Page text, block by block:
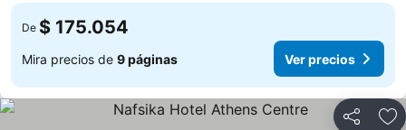
De $ 175.054
Mira precios de 9 páginas Ver precios
Compartir